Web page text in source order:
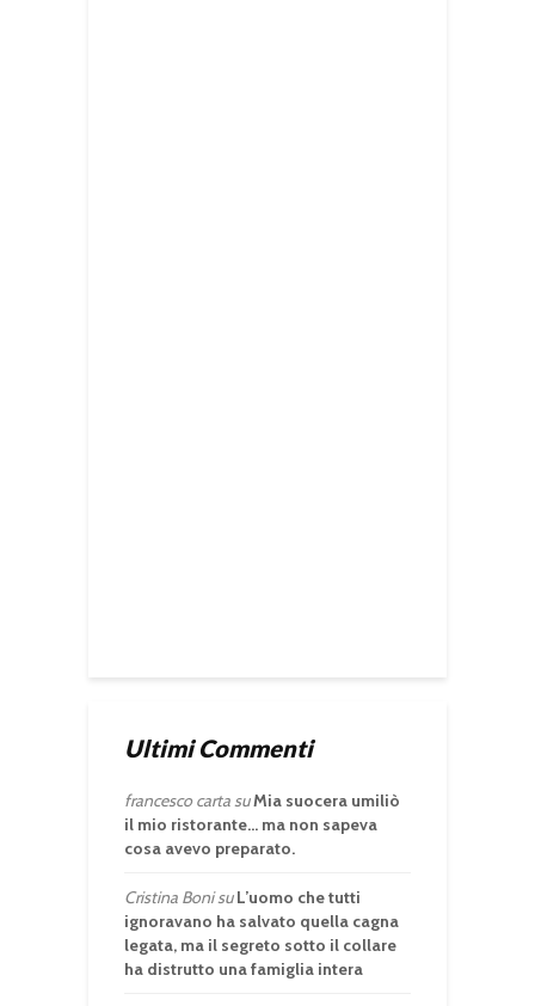
Ultimi Commenti
francesco cartasuMia suocera umiliò
il mio ristorante… ma non sapeva
cosa avevo preparato.
Cristina BonisuL’uomo che tutti
ignoravano ha salvato quella cagna
legata, ma il segreto sotto il collare
ha distrutto una famiglia intera